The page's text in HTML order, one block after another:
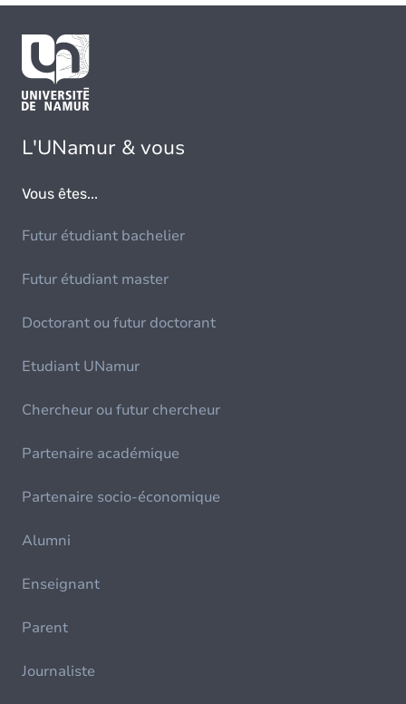
L'UNamur & vous
Vous êtes...
Futur étudiant bachelier
Futur étudiant master
Doctorant ou futur doctorant
Etudiant UNamur
Chercheur ou futur chercheur
Partenaire académique
Partenaire socio-économique
Alumni
Enseignant
Parent
Journaliste